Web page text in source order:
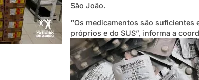
São João.
“Os medicamentos são
próprios e do SUS”, informa a